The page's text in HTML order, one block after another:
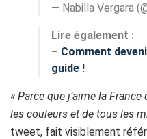
— Nabilla Vergara
Lire également :
– Comment
guide !
« Parce que j’aime la
les couleurs et de tous les
tweet, fait visiblement